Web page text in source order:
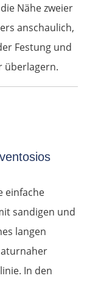
Nähe zweier
anschaulich,
Festung und
überlagern.
einfache
sandigen und
langen
In den